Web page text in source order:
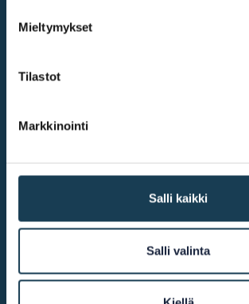
Mieltymykset
Tilastot
Markkinointi
Salli kaikki
Salli valinta
@2026
Mer infomation
På andra webbplatser